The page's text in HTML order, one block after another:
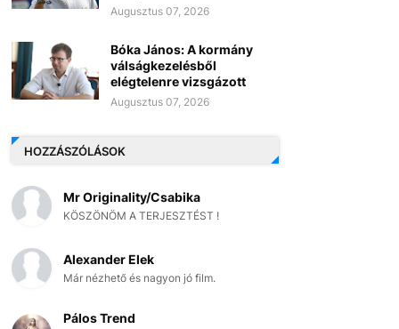
Augusztus 07, 2026
Bóka János: A kormány
válságkezelésből
elégtelenre vizsgázott
Augusztus 07, 2026
HOZZÁSZÓLÁSOK
Mr Originality/Csabika
KÖSZÖNÖM A TERJESZTÉST !
Alexander Elek
Már nézhető és nagyon jó film.
Pálos Trend